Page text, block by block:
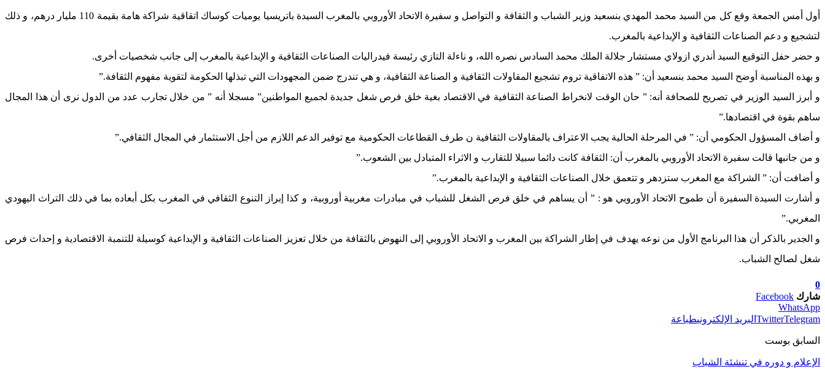
أول أمس الجمعة وقع كل من السيد محمد المهدي بنسعيد وزير الشباب و الثقافة و التواصل و سفيرة الاتحاد الأوروبي بالمغرب السيدة باتريسيا يوميات كوساك اتقاقية شراكة هامة بقيمة 110 مليار درهم، و ذلك
لتشجيع و دعم الصناعات الثقافية و الإبداعية بالمغرب.
و حضر حفل التوقيع السيد أندري ازولاي مستشار جلالة الملك محمد السادس نصره الله، و ناءلة التازي رئيسة فيدراليات الصناعات الثقافية و الإبداعية بالمغرب إلى جانب شخصيات أخرى.
و بهذه المناسبة أوضح السيد محمد بنسعيد أن: ” هذه الاتفاقية تروم تشجيع المقاولات الثقافية و الصناعة الثقافية، و هي تندرج ضمن المجهودات التي تبذلها الحكومة لتقوية مفهوم الثقافة.”
و أبرز السيد الوزير في تصريح للصحافة أنه: ” حان الوقت لانخراط الصناعة الثقافية في الاقتصاد بغية خلق فرص شغل جديدة لجميع المواطنين” مسجلا أنه ” من خلال تجارب عدد من الدول نرى أن هذا المجال
ساهم بقوة في اقتصادها.”
و أضاف المسؤول الحكومي أن: ” في المرحلة الحالية يجب الاعتراف بالمقاولات الثقافية ن طرف القطاعات الحكومية مع توفير الدعم اللازم من أجل الاستثمار في المجال الثقافي.”
و من جانبها قالت سفيرة الاتحاد الأوروبي بالمغرب أن: الثقافة كانت دائما سبيلا للتقارب و الاثراء المتبادل بين الشعوب.”
و أضافت أن: ” الشراكة مع المغرب ستزدهر و تتعمق خلال الصناعات الثقافية و الإبداعية بالمغرب.”
و أشارت السيدة السفيرة أن طموح الاتحاد الأوروبي هو : ” أن يساهم في خلق فرص الشغل للشباب في مبادرات مغربية أوروبية، و كذا إبراز التنوع الثقافي في المغرب بكل أبعاده بما في ذلك التراث اليهودي
المغربي.”
و الجدير بالذكر أن هذا البرنامج الأول من نوعه يهدف في إطار الشراكة بين المغرب و الاتحاد الأوروبي إلى النهوض بالثقافة من خلال تعزيز الصناعات الثقافية و الإبداعية كوسيلة للتنمبة الاقتصادية و إحداث فرص
شغل لصالح الشباب.
0
شارك Facebook
WhatsApp
TwitterTelegram البريد الإلكترونيطباعة
السابق بوست
الإعلام و دوره في تنشئة الشباب